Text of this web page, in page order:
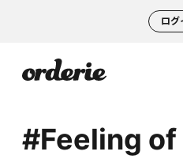
ログ
#Feeling